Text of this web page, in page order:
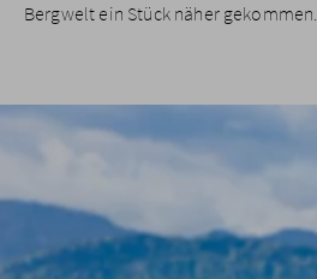
Bergwelt ein Stück näher gekommen.